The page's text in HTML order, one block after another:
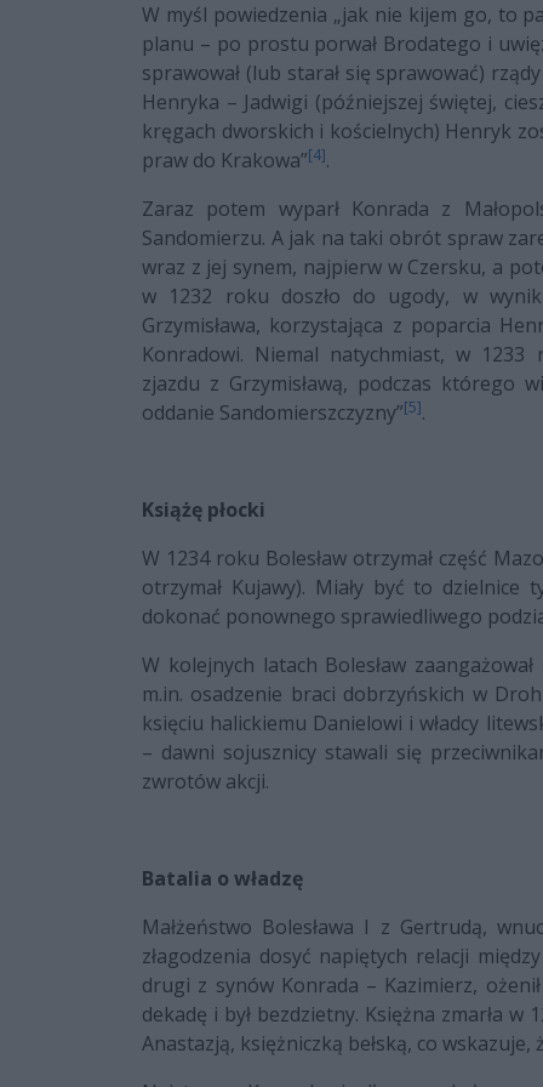
W myśl powiedzenia „jak nie kijem go, to
planu – po prostu porwał Brodatego i
sprawował (lub starał się sprawować)
Henryka – Jadwigi (późniejszej świętej,
kręgach dworskich i kościelnych) Henryk
praw do Krakowa”[4].
Zaraz potem wyparł Konrada z
Sandomierzu. A jak na taki obrót spraw
wraz z jej synem, najpierw w Czersku, a
w 1232 roku doszło do ugody, w
Grzymisława, korzystająca z poparcia
Konradowi. Niemal natychmiast, w 1233
zjazdu z Grzymisławą, podczas którego
oddanie Sandomierszczyzny”[5].
Książę płocki
W 1234 roku Bolesław otrzymał część
otrzymał Kujawy). Miały być to dzielnice
dokonać ponownego sprawiedliwego
W kolejnych latach Bolesław
m.in. osadzenie braci dobrzyńskich w
księciu halickiemu Danielowi i władcy
– dawni sojusznicy stawali się
zwrotów akcji.
Batalia o władzę
Małżeństwo Bolesława I z Gertrudą,
złagodzenia dosyć napiętych relacji
drugi z synów Konrada – Kazimierz,
dekadę i był bezdzietny. Księżna zmarła w
Anastazją, księżniczką bełską, co